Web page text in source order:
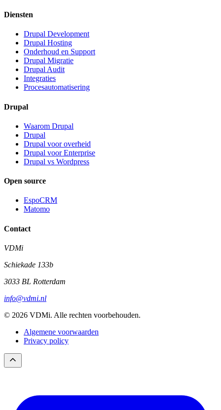
Diensten
Drupal Development
Drupal Hosting
Onderhoud en Support
Drupal Migratie
Drupal Audit
Integraties
Procesautomatisering
Drupal
Waarom Drupal
Drupal
Drupal voor overheid
Drupal voor Enterprise
Drupal vs Wordpress
Open source
EspoCRM
Matomo
Contact
VDMi
Schiekade 133b
3033 BL Rotterdam
info@vdmi.nl
© 2026 VDMi. Alle rechten voorbehouden.
Algemene voorwaarden
Privacy policy